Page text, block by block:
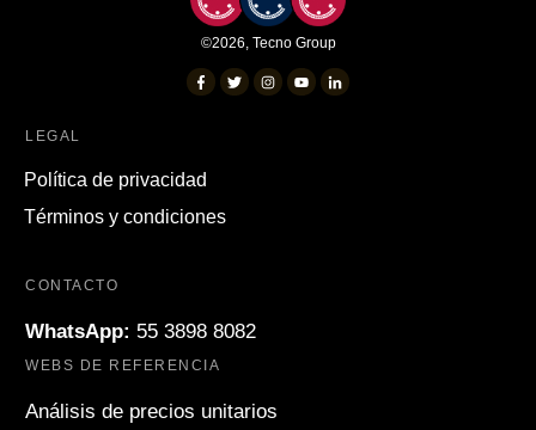
©2026, Tecno Group
LEGAL
Política de privacidad
Términos y condiciones
CONTACTO
WhatsApp: 55 3898 8082
WEBS DE REFERENCIA
Análisis de precios unitarios